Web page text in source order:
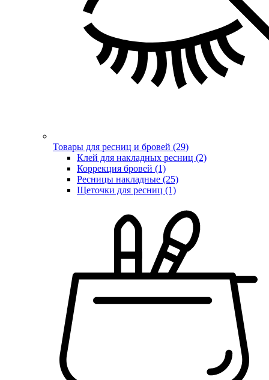
Товары для ресниц и бровей (29)
Клей для накладных ресниц (2)
Коррекция бровей (1)
Ресницы накладные (25)
Щеточки для ресниц (1)